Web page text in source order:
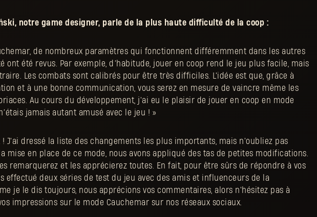
notre game designer, parle de la plus haute difficulté de la coop :
de nombreux paramètres qui fonctionnent différemment dans les autres
ont été revus. Par exemple, d’habitude, jouer en coop rend le jeu plus facile, mais
Les combats sont calibrés pour être très difficiles. L'idée est que, grâce à
et à une bonne communication, vous serez en mesure de vaincre même les
Au cours du développement, j'ai eu le plaisir de jouer en coop en mode
jamais autant amusé avec le jeu ! »
! J'ai dressé la liste des changements les plus importants, mais n'oubliez pas
mise en place de ce mode, nous avons appliqué des tas de petites modifications.
remarquerez et les apprécierez toutes. En fait, pour être sûrs de répondre à vos
effectué deux séries de test du jeu avec des amis et influenceurs de la
je le dis toujours, nous apprécions vos commentaires, alors n'hésitez pas à
impressions sur le mode Cauchemar sur nos réseaux sociaux.